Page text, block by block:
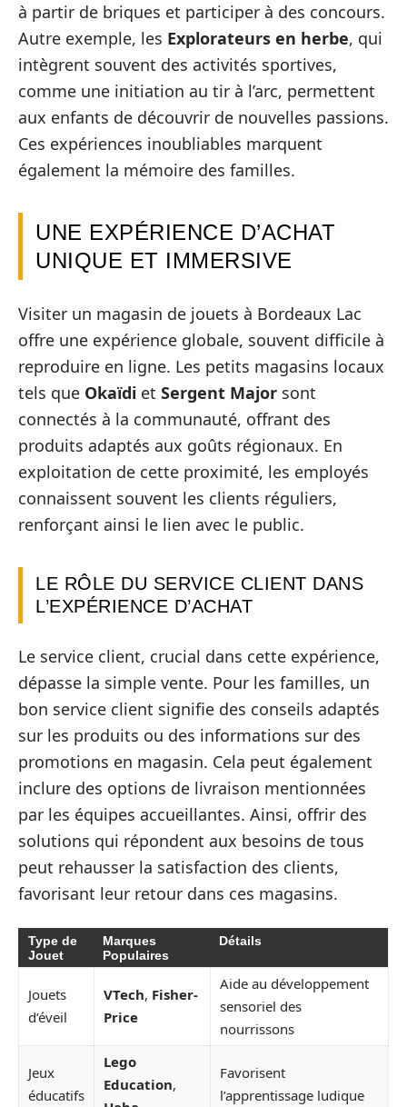
à partir de briques et participer à des concours.
Autre exemple, les Explorateurs en herbe, qui
intègrent souvent des activités sportives,
comme une initiation au tir à l’arc, permettent
aux enfants de découvrir de nouvelles passions.
Ces expériences inoubliables marquent
également la mémoire des familles.
UNE EXPÉRIENCE D’ACHAT
UNIQUE ET IMMERSIVE
Visiter un magasin de jouets à Bordeaux Lac
offre une expérience globale, souvent difficile à
reproduire en ligne. Les petits magasins locaux
tels que Okaïdi et Sergent Major sont
connectés à la communauté, offrant des
produits adaptés aux goûts régionaux. En
exploitation de cette proximité, les employés
connaissent souvent les clients réguliers,
renforçant ainsi le lien avec le public.
LE RÔLE DU SERVICE CLIENT DANS
L’EXPÉRIENCE D’ACHAT
Le service client, crucial dans cette expérience,
dépasse la simple vente. Pour les familles, un
bon service client signifie des conseils adaptés
sur les produits ou des informations sur des
promotions en magasin. Cela peut également
inclure des options de livraison mentionnées
par les équipes accueillantes. Ainsi, offrir des
solutions qui répondent aux besoins de tous
peut rehausser la satisfaction des clients,
favorisant leur retour dans ces magasins.
Type de
Jouet
Marques
Populaires
Détails
Jouets
d’éveil
VTech, Fisher-
Price
Aide au développement
sensoriel des
nourrissons
Jeux
éducatifs
Lego
Education,
Favorisent
l’apprentissage ludique